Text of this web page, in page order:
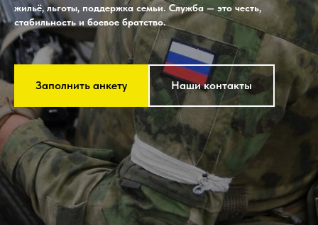
жильё, льготы, поддержка семьи. Служба — это честь,
стабильность и боевое братство.
Заполнить анкету Наши контакты